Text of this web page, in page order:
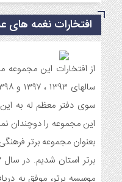
مراسم دورهمی خانوادگی
نیمه شعبان و دهه فجر و
6 ماه قبل
مراسم جشن ولادت امام
هفته ی جوان در
6 ماه قبل
تشریح برنامه های دهه
عشق اندیمشک
7 ماه قبل
توزیع بسته جشن تکلیف
ولادت امام علی(ع)
افتخارات نغمه
از افتخارات این مجموعه
سوی دفتر معظم له به
بعنوان مجموعه برتر
موسسه برتر، موفق به